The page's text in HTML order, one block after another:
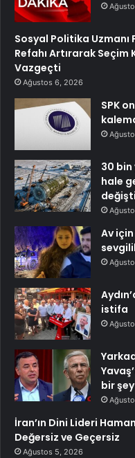
Sosyal Politika Uzmanı
Refahı Artırarak
Vazgeçti
Ağustos 6, 2026
SPK
30 bin
hale
Av için
istifa
bir
İran’ın Dini Lideri
Değersiz ve Geçersiz
Ağustos 5, 2026